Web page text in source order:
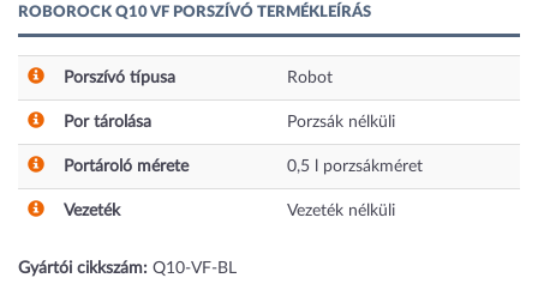
ROBOROCK Q10 VF PORSZÍVÓ TERMÉKLEÍRÁS
Porszívó típusa Robot
Por tárolása Porzsák nélküli
Portároló mérete 0,5 porzsákméret
Vezeték Vezeték nélküli
Gyártói cikkszám: Q10-VF-BL